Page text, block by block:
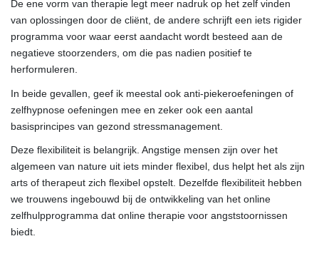
De ene vorm van therapie legt meer nadruk op het zelf vinden
van oplossingen door de cliënt, de andere schrijft een iets rigider
programma voor waar eerst aandacht wordt besteed aan de
negatieve stoorzenders, om die pas nadien positief te
herformuleren.
In beide gevallen, geef ik meestal ook anti-piekeroefeningen of
zelfhypnose oefeningen mee en zeker ook een aantal
basisprincipes van gezond stressmanagement.
Deze flexibiliteit is belangrijk. Angstige mensen zijn over het
algemeen van nature uit iets minder flexibel, dus helpt het als zijn
arts of therapeut zich flexibel opstelt. Dezelfde flexibiliteit hebben
we trouwens ingebouwd bij de ontwikkeling van het online
zelfhulpprogramma dat online therapie voor angststoornissen
biedt.